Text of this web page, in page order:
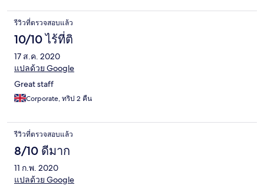
รีวิวที่ตรวจสอบแล้ว
10/10 ไร้ที่ติ
17 ส.ค. 2020
แปลด้วย Google
Great staff
Corporate, ทริป 2 คืน
รีวิวที่ตรวจสอบแล้ว
8/10 ดีมาก
11 ก.พ. 2020
แปลด้วย Google